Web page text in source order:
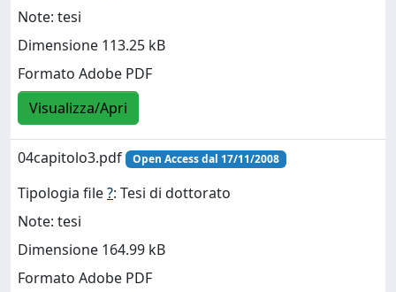
Note: tesi
Dimensione 113.25 kB
Formato Adobe PDF
Visualizza/Apri
04capitolo3.pdf Open Access dal 17/11/2008
Tipologia file?: Tesi di dottorato
Note: tesi
Dimensione 164.99 kB
Formato Adobe PDF